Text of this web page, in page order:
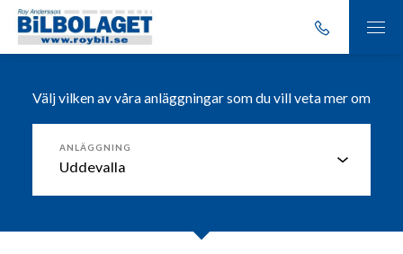
Välj vilken av våra anläggningar som du vill veta mer om
ANLÄGGNING